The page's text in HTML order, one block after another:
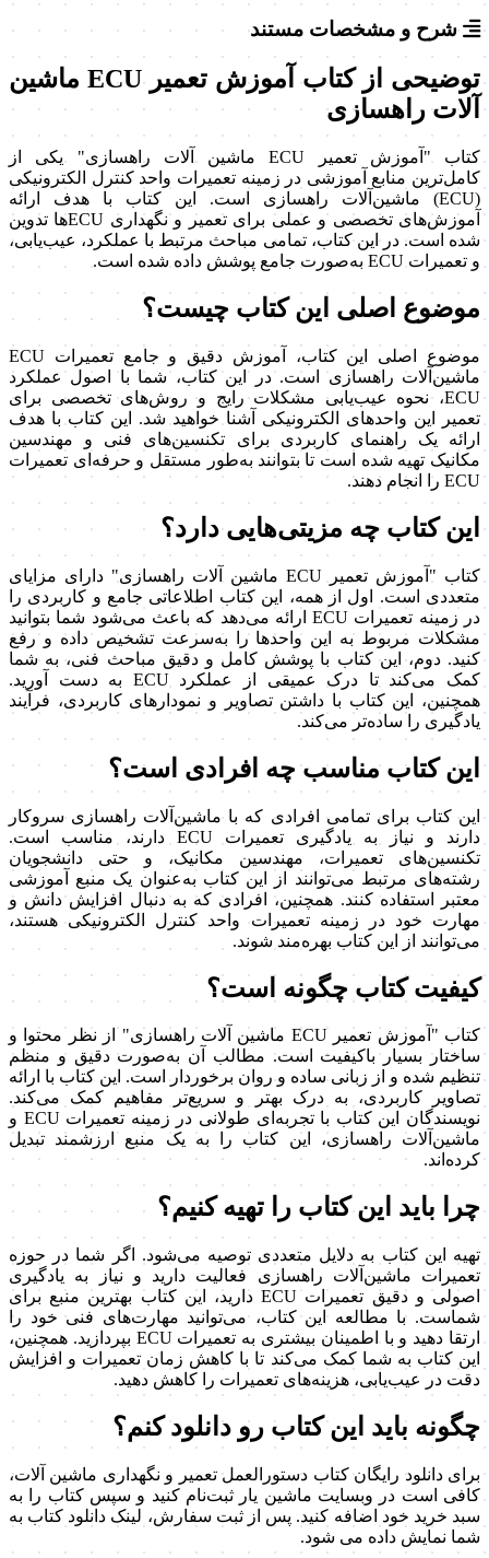
شرح و مشخصات مستند
توضیحی از کتاب آموزش تعمیر ECU ماشین
آلات راهسازی
کتاب "آموزش تعمیر ECU ماشین آلات راهسازی" یکی از
کامل‌ترین منابع آموزشی در زمینه تعمیرات واحد کنترل الکترونیکی
(ECU) ماشین‌آلات راهسازی است. این کتاب با هدف ارائه
آموزش‌های تخصصی و عملی برای تعمیر و نگهداری ECU‌ها تدوین
شده است. در این کتاب، تمامی مباحث مرتبط با عملکرد، عیب‌یابی،
و تعمیرات ECU به‌صورت جامع پوشش داده شده است.
موضوع اصلی این کتاب چیست؟
موضوع اصلی این کتاب، آموزش دقیق و جامع تعمیرات ECU
ماشین‌آلات راهسازی است. در این کتاب، شما با اصول عملکرد
ECU، نحوه عیب‌یابی مشکلات رایج و روش‌های تخصصی برای
تعمیر این واحدهای الکترونیکی آشنا خواهید شد. این کتاب با هدف
ارائه یک راهنمای کاربردی برای تکنسین‌های فنی و مهندسین
مکانیک تهیه شده است تا بتوانند به‌طور مستقل و حرفه‌ای تعمیرات
ECU را انجام دهند.
این کتاب چه مزیتی‌هایی دارد؟
کتاب "آموزش تعمیر ECU ماشین آلات راهسازی" دارای مزایای
متعددی است. اول از همه، این کتاب اطلاعاتی جامع و کاربردی را
در زمینه تعمیرات ECU ارائه می‌دهد که باعث می‌شود شما بتوانید
مشکلات مربوط به این واحدها را به‌سرعت تشخیص داده و رفع
کنید. دوم، این کتاب با پوشش کامل و دقیق مباحث فنی، به شما
کمک می‌کند تا درک عمیقی از عملکرد ECU به دست آورید.
همچنین، این کتاب با داشتن تصاویر و نمودارهای کاربردی، فرآیند
یادگیری را ساده‌تر می‌کند.
این کتاب مناسب چه افرادی است؟
این کتاب برای تمامی افرادی که با ماشین‌آلات راهسازی سروکار
دارند و نیاز به یادگیری تعمیرات ECU دارند، مناسب است.
تکنسین‌های تعمیرات، مهندسین مکانیک، و حتی دانشجویان
رشته‌های مرتبط می‌توانند از این کتاب به‌عنوان یک منبع آموزشی
معتبر استفاده کنند. همچنین، افرادی که به دنبال افزایش دانش و
مهارت خود در زمینه تعمیرات واحد کنترل الکترونیکی هستند،
می‌توانند از این کتاب بهره‌مند شوند.
کیفیت کتاب چگونه است؟
کتاب "آموزش تعمیر ECU ماشین آلات راهسازی" از نظر محتوا و
ساختار بسیار باکیفیت است. مطالب آن به‌صورت دقیق و منظم
تنظیم شده و از زبانی ساده و روان برخوردار است. این کتاب با ارائه
تصاویر کاربردی، به درک بهتر و سریع‌تر مفاهیم کمک می‌کند.
نویسندگان این کتاب با تجربه‌ای طولانی در زمینه تعمیرات ECU و
ماشین‌آلات راهسازی، این کتاب را به یک منبع ارزشمند تبدیل
کرده‌اند.
چرا باید این کتاب را تهیه کنیم؟
تهیه این کتاب به دلایل متعددی توصیه می‌شود. اگر شما در حوزه
تعمیرات ماشین‌آلات راهسازی فعالیت دارید و نیاز به یادگیری
اصولی و دقیق تعمیرات ECU دارید، این کتاب بهترین منبع برای
شماست. با مطالعه این کتاب، می‌توانید مهارت‌های فنی خود را
ارتقا دهید و با اطمینان بیشتری به تعمیرات ECU بپردازید. همچنین،
این کتاب به شما کمک می‌کند تا با کاهش زمان تعمیرات و افزایش
دقت در عیب‌یابی، هزینه‌های تعمیرات را کاهش دهید.
چگونه باید این کتاب رو دانلود کنم؟
برای دانلود رایگان کتاب دستورالعمل تعمیر و نگهداری ماشین آلات،
کافی است در وبسایت ماشین یار ثبت‌نام کنید و سپس کتاب را به
سبد خرید خود اضافه کنید. پس از ثبت سفارش، لینک دانلود کتاب به
شما نمایش داده می شود.